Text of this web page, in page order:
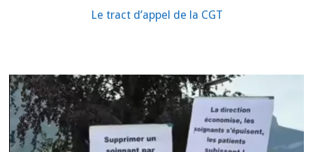
Le tract d’appel de la CGT